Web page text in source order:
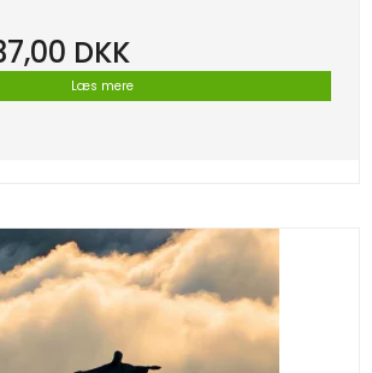
DKK
Læs mere